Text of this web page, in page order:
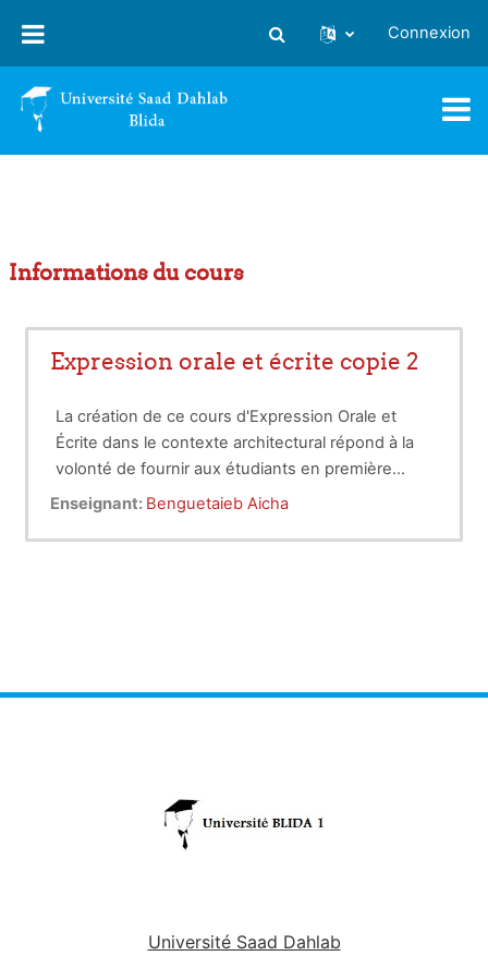
Activer/désactiver la saisie
Connexion
Informations du cours
Expression orale et écrite copie 2
La création de ce cours d'Expression Orale et
Écrite dans le contexte architectural répond à la
volonté de fournir aux étudiants en première
année en architecture des compétences
reconnaissant l'importance cruciale de la
préparer à naviguer avec assurance dans le
renforcer la compétence communicationnelle des
étudiants, les dotant des outils nécessaires pour
Enseignant: Benguetaieb Aicha
Université Saad Dahlab